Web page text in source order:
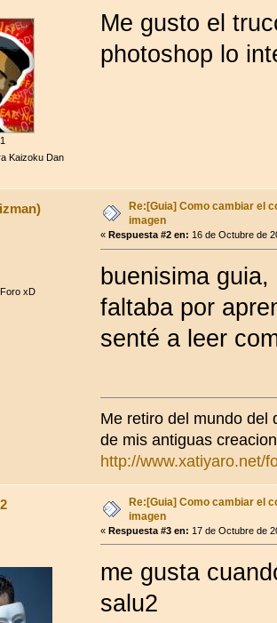
Cita de: ~Sanguine~
El resto se jode por
vidas gg
Y también poseo
[img width=360
Kaizoku Dan
Me gusto el
photoshop lo
xD
Re:[Guia] Como cambiar el
imagen
« Respuesta #2 en: 16 de Octubre de
buenisima
faltaba por
senté a leer
Me retiro del mundo del
de mis antiguas
http://www.xatiyaro.net/
Re:[Guia] Como cambiar el
imagen
«Respuesta #3 en: 17 de Octubre de
me gusta
salu2